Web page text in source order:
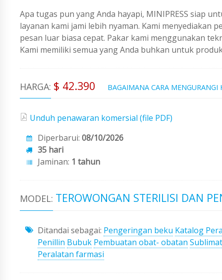
Apa tugas pun yang Anda hayapi, MINIPRESS siap
layanan kami jami lebih nyaman. Kami menyediakan
pesan luar biasa cepat. Pakar kami menggunakan
Kami memiliki semua yang Anda buhkan untuk
HARGA: $ 42.390 BAGAIMANA CARA MENGURANGI
Unduh penawaran komersial (file PDF)
Diperbarui: 08/10/2026
35 hari
Jaminan: 1 tahun
MODEL: TEROWONGAN STERILISI DAN
Ditandai sebagai: Pengeringan beku Katalog
Penillin Bubuk Pembuatan obat- obatan
Peralatan farmasi